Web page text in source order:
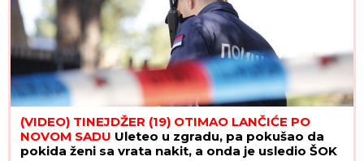
(VIDEO) TINEJDŽER (19) OTIMAO LANČIĆE PO
NOVOM SADU Uleteo u zgradu, pa pokušao da
pokida ženi sa vrata nakit, a onda je usledio ŠOK